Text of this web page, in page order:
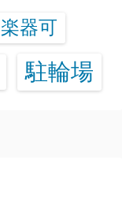
楽器可
駐輪場